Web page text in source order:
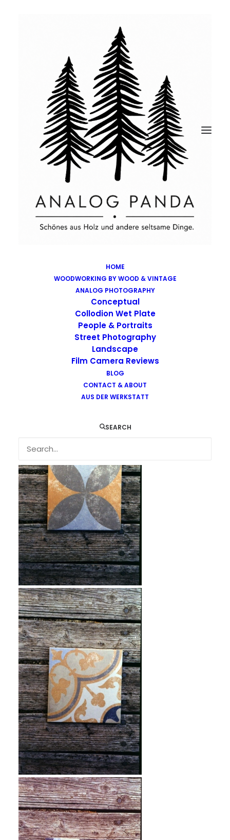
HOME
WOODWORKING BY WOOD & VINTAGE
ANALOG PHOTOGRAPHY
Conceptual
Collodion Wet Plate
People & Portraits
Street Photography
Landscape
Film Camera Reviews
BLOG
CONTACT & ABOUT
AUS DER WERKSTATT
SEARCH
Images tagged "tiles"
Images tagged "tiles"